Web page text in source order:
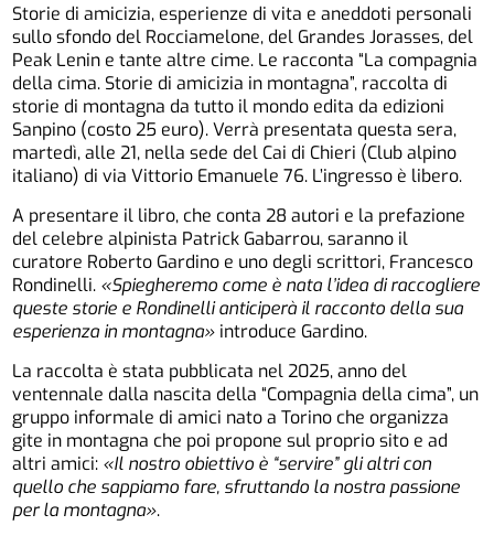
Storie di amicizia, esperienze di vita e aneddoti personali
sullo sfondo del Rocciamelone, del Grandes Jorasses, del
Peak Lenin e tante altre cime. Le racconta “La compagnia
della cima. Storie di amicizia in montagna”, raccolta di
storie di montagna da tutto il mondo edita da edizioni
Sanpino (costo 25 euro). Verrà presentata questa sera,
martedì, alle 21, nella sede del Cai di Chieri (Club alpino
italiano) di via Vittorio Emanuele 76. L’ingresso è libero.
A presentare il libro, che conta 28 autori e la prefazione
del celebre alpinista Patrick Gabarrou, saranno il
curatore Roberto Gardino e uno degli scrittori, Francesco
Rondinelli. «Spiegheremo come è nata l’idea di raccogliere
queste storie e Rondinelli anticiperà il racconto della sua
esperienza in montagna» introduce Gardino.
La raccolta è stata pubblicata nel 2025, anno del
ventennale dalla nascita della “Compagnia della cima”, un
gruppo informale di amici nato a Torino che organizza
gite in montagna che poi propone sul proprio sito e ad
altri amici: «Il nostro obiettivo è “servire” gli altri con
quello che sappiamo fare, sfruttando la nostra passione
per la montagna».